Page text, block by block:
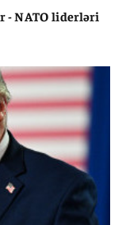
- NATO liderləri